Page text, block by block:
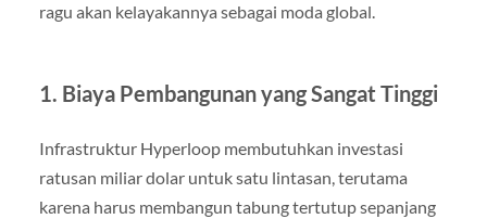
ragu akan kelayakannya sebagai moda global.
1. Biaya Pembangunan yang Sangat Tinggi
Infrastruktur Hyperloop membutuhkan investasi
ratusan miliar dolar untuk satu lintasan, terutama
karena harus membangun tabung tertutup sepanjang